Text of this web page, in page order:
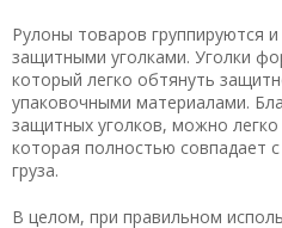
Рулоны товаров группируются
защитными уголками. Уголки
который легко обтянуть
упаковочными материалами.
защитных уголков, можно
которая полностью совпадает
груза.
В целом, при правильном